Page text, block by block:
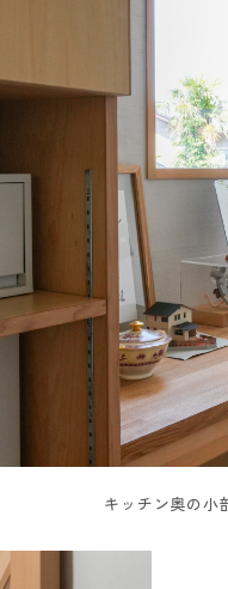
キッチン奥の小